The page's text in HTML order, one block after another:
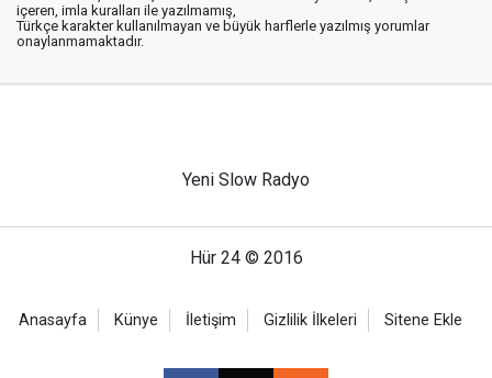
içeren, imla kuralları ile yazılmamış,
Türkçe karakter kullanılmayan ve büyük harflerle yazılmış yorumlar
onaylanmamaktadır.
Yeni Slow Radyo
Hür 24 © 2016
Anasayfa Künye İletişim Gizlilik İlkeleri Sitene Ekle